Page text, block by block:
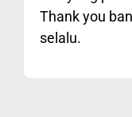
Thank you
selalu.